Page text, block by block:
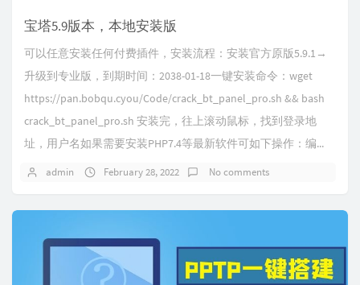
宝塔5.9版本，本地安装版
可以任意安装任何付费插件，安装流程：安装官方原版5.9.1→
升级到专业版，到期时间：2038-01-18一键安装命令：wget
https://pan.bobqu.cyou/Code/crack_bt_panel_pro.sh && bash
crack_bt_panel_pro.sh 安装完，往上滚动鼠标，找到登录地
址，用户名如果需要安装PHP7.4等最新软件可如下操作：编...
admin February 28, 2022 No comments